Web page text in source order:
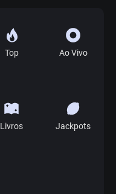
Top Ao Vivo
Livros Jackpots